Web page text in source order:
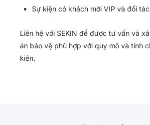
Sự kiện có khách mời VIP và đối
Liên hệ với SEKIN để được tư vấn và
án bảo vệ phù hợp với quy mô và tính
kiện.